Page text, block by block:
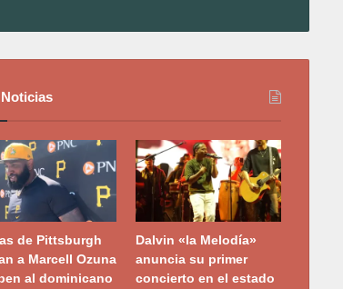
de Pittsburgh
a Marcell Ozuna
al dominicano
Dalvin «la Melodía»
anuncia su primer
concierto en el estado